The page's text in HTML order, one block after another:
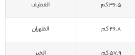
36.5 كم القطيف
46.8 كم الظهران